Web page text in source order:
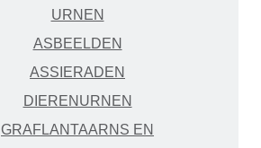
URNEN
ASBEELDEN
ASSIERADEN
DIERENURNEN
GRAFLANTAARNS EN